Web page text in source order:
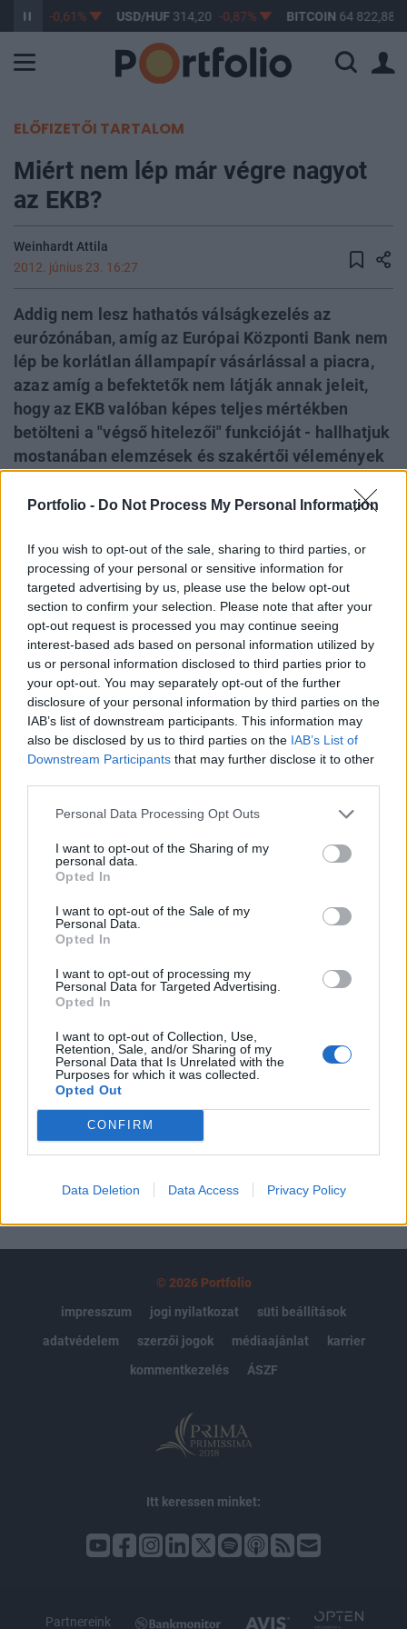
Portfolio - Do Not Process My Personal Information
If you wish to opt-out of the sale, sharing to third parties, or
processing of your personal or sensitive information for
targeted advertising by us, please use the below opt-out
section to confirm your selection. Please note that after your
opt-out request is processed you may continue seeing
interest-based ads based on personal information utilized by
us or personal information disclosed to third parties prior to
your opt-out. You may separately opt-out of the further
disclosure of your personal information by third parties on the
IAB’s list of downstream participants. This information may
also be disclosed by us to third parties on the IAB’s List of
Downstream Participants that may further disclose it to other
Personal Data Processing Opt Outs
I want to opt-out of the Sharing of my
personal data.
Opted In
I want to opt-out of the Sale of my
Personal Data.
Opted In
I want to opt-out of processing my
Personal Data for Targeted Advertising.
Opted In
I want to opt-out of Collection, Use,
Retention, Sale, and/or Sharing of my
Personal Data that Is Unrelated with the
Purposes for which it was collected.
Opted Out
CONFIRM
Data Deletion Data Access Privacy Policy
363,17 -0,61% USD/HUF314,20 -0,87% BITCOIN 64 822,88
ELŐFIZETŐI TARTALOM
Miért nem lép már végre nagyot
az EKB?
Weinhardt Attila
2012. június 23. 16:27
Addig nem lesz hathatós válságkezelés az
eurózónában, amíg az Európai Központi Bank nem
lép be korlátlan állampapír vásárlással a piacra,
azaz amíg a befektetők nem látják annak jeleit,
hogy az EKB valóban képes teljes mértékben
betölteni a "végső hitelezői" funkcióját - hallhatjuk
mostanában elemzések és szakértői vélemények
az amerikai és az angol jegybank is ezt csinálja.
tisztában vannak, hogy ezt eddig miért nem tette
meg és azzal is, hogy ez valószínűleg miért nem
fog rövid távon változni.
Három fontos akadály Az egyik legkézenfekvőbb oka
annak, hogy az EKB nem lép, az, hogy az európai
alapszerződés tiltja neki, hogy az eurózóna tagállamok
számára közvetlen jegybanki
deficit/adósságfinanszírozást hajtson végre, ellentétben az
amerikai és angol példával. Ez a törvényi tiltás pedig
várhatóan egyhamar nem fog megváltozni, jórészt a
németek ellenállása...
KEDVES OLVASÓNK!
A keresett cikk a portfolio.hu hírarchívumához
tartozik, melynek olvasása előfizetéses
regisztrációhoz kötött.
Portfolio.hu teljes cikkarchívum
Kötéslisták: BÉT elmúlt 2 év napon belüli
kötéslistái
Előfizetés
MÁR ELŐFIZETŐNK VAGY?
© 2026 Portfolio
impresszum
jogi nyilatkozat
süti beállítások
adatvédelem
szerzői jogok médiaajánlat
karrier
kommentkezelés
ÁSZF
Itt keressen minket:
Partnereink